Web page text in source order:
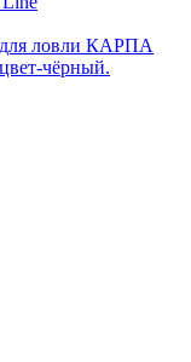
ловли КАРПА
чёрный.